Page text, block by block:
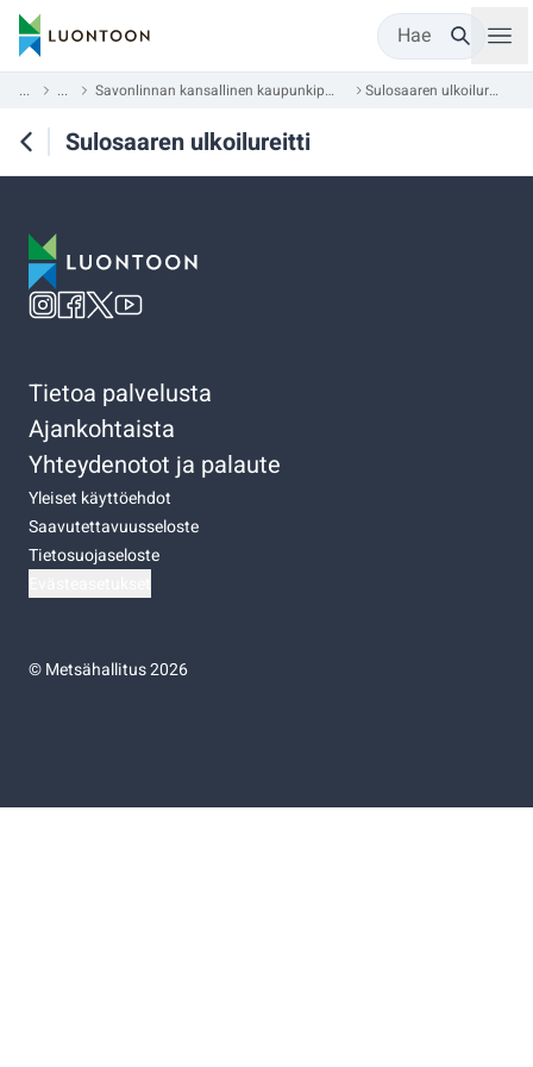
Hae
... ... Savonlinnan kansallinen kaupunkipuisto Sulosaaren ulkoilureitti
Sulosaaren ulkoilureitti
Tietoa palvelusta
Ajankohtaista
Yhteydenotot ja palaute
Yleiset käyttöehdot
Saavutettavuusseloste
Tietosuojaseloste
©Metsähallitus 2026